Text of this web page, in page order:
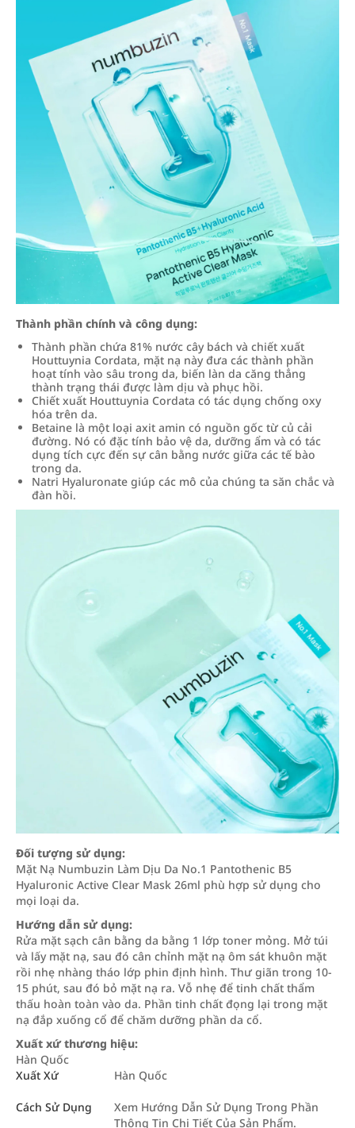
Thành phần chính và công dụng:
Thành phần chứa 81% nước cây bách và chiết xuất
Houttuynia Cordata, mặt nạ này đưa các thành phần
hoạt tính vào sâu trong da, biến làn da căng thẳng
thành trạng thái được làm dịu và phục hồi.
Chiết xuất Houttuynia Cordata có tác dụng chống oxy
hóa trên da.
Betaine là một loại axit amin có nguồn gốc từ củ cải
đường. Nó có đặc tính bảo vệ da, dưỡng ẩm và có tác
dụng tích cực đến sự cân bằng nước giữa các tế bào
trong da.
Natri Hyaluronate giúp các mô của chúng ta săn chắc và
đàn hồi.
Đối tượng sử dụng:
Mặt Nạ Numbuzin Làm Dịu Da No.1 Pantothenic B5
Hyaluronic Active Clear Mask 26ml phù hợp sử dụng cho
mọi loại da.
Hướng dẫn sử dụng:
Rửa mặt sạch cân bằng da bằng 1 lớp toner mỏng. Mở túi
và lấy mặt nạ, sau đó cân chỉnh mặt nạ ôm sát khuôn mặt
rồi nhẹ nhàng tháo lớp phin định hình. Thư giãn trong 10-
15 phút, sau đó bỏ mặt nạ ra. Vỗ nhẹ để tinh chất thẩm
thấu hoàn toàn vào da. Phần tinh chất đọng lại trong mặt
nạ đắp xuống cổ để chăm dưỡng phần da cổ.
Xuất xứ thương hiệu:
Hàn Quốc
Xuất Xứ
Hàn Quốc
Cách Sử Dụng
Xem Hướng Dẫn Sử Dụng Trong Phần
Thông Tin Chi Tiết Của Sản Phẩm.